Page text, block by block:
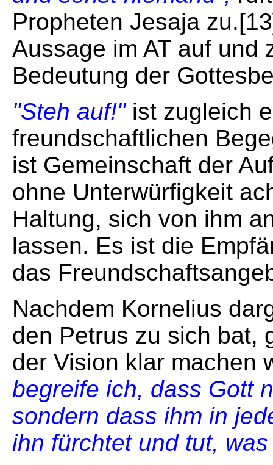
Propheten Jesaja
Aussage im AT auf und
Bedeutung der
"Steh auf!"ist zugleich
freundschaftlichen
ist Gemeinschaft der
ohne Unterwürfigkeit
Haltung, sich von ihm
lassen. Es ist die
das
Nachdem Kornelius
den Petrus zu sich bat,
der Vision klar machen
begreife ich, dass Gott
sondern dass ihm in
ihn fürchtet und tut, was